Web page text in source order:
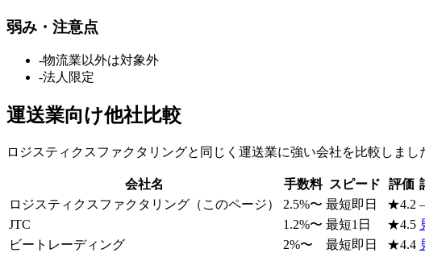
弱み・注意点
-物流業以外は対象外
-法人限定
運送業向け他社比較
ロジスティクスファクタリングと同じく 運送業に強い会社を比較しまし
会社名 手数料 スピード 評価
ロジスティクスファクタリング （このページ） 2.5%〜 最短即日 ★4.2
JTC
1.2%〜 最短1日 ★4.5
ビートレーディング
2%〜 最短即日 ★4.4